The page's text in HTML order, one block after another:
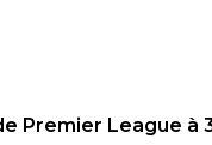
Premier League à